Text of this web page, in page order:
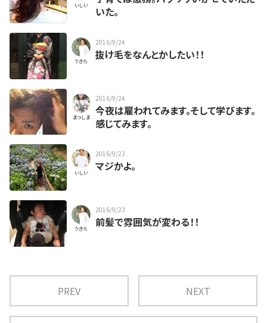
いた。
いしい
2016/9/24
抜け毛をなんとかしたい！！
うきた
2016/9/24
今夜は雇われてみます。そして学びます。
感じてみます。
まつしま
2016/9/23
マジかよ。
いしい
2016/9/23
前髪で雰囲気が変わる！！
うきた
PREV NEXT